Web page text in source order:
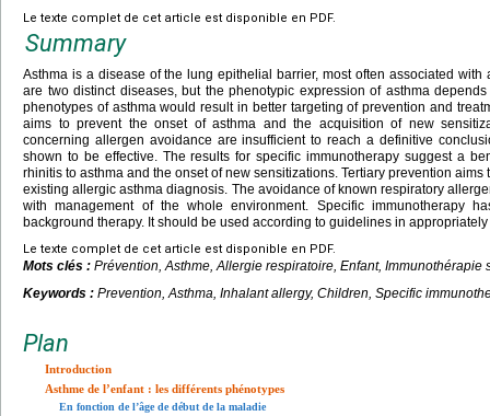
Le texte complet de cet article est disponible en PDF.
Summary
Asthma is a disease of the lung epithelial barrier, most often associated
are two distinct diseases, but the phenotypic expression of asthma
phenotypes of asthma would result in better targeting of prevention and
aims to prevent the onset of asthma and the acquisition of new
concerning allergen avoidance are insufficient to reach a definitive
shown to be effective. The results for specific immunotherapy suggest a
rhinitis to asthma and the onset of new sensitizations. Tertiary prevention
existing allergic asthma diagnosis. The avoidance of known respiratory
with management of the whole environment. Specific immunotherapy
background therapy. It should be used according to guidelines in
Le texte complet de cet article est disponible en PDF.
Mots clés : Prévention, Asthme, Allergie respiratoire, Enfant, Immunothérapie
Keywords : Prevention, Asthma, Inhalant allergy, Children, Specific
Plan
Introduction
Asthme de l’enfant : les différents phénotypes
En fonction de l’âge de début de la maladie